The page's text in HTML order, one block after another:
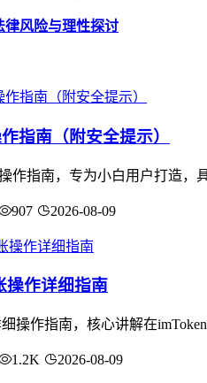
律风险与理性探讨
指南（附安全提示）
作指南，专为小白用户打造
907 2026-08-09
操作详细指南
操作指南，核心讲解在
1.2K 2026-08-09